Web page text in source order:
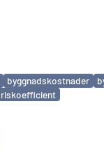
byggnadskostnader